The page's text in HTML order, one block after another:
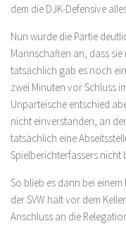
dem die DJK-Defensive
Nun wurde die Partie
Mannschaften an, dass
tatsächlich gab es noch
zwei Minuten vor Schluss
Unparteische entschied
nicht einverstanden, an
tatsächlich eine
Spielberichterfassers nicht
So blieb es dann bei
der SVW hält vor dem
Anschluss an die